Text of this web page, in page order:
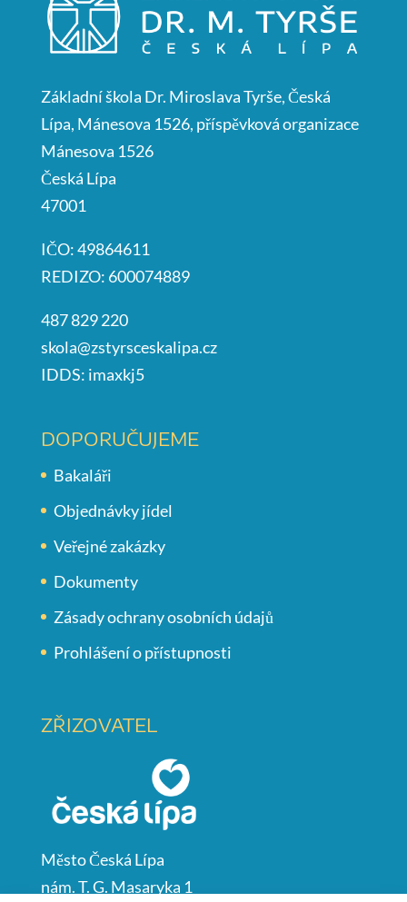
Základní škola Dr. Miroslava Tyrše, Česká
Lípa, Mánesova 1526, příspěvková organizace
Mánesova 1526
Česká Lípa
47001
IČO: 49864611
REDIZO: 600074889
487 829 220
skola@zstyrsceskalipa.cz
IDDS: imaxkj5
DOPORUČUJEME
Bakaláři
Objednávky jídel
Veřejné zakázky
Dokumenty
Zásady ochrany osobních údajů
Prohlášení o přístupnosti
ZŘIZOVATEL
Město Česká Lípa
nám. T. G. Masaryka 1